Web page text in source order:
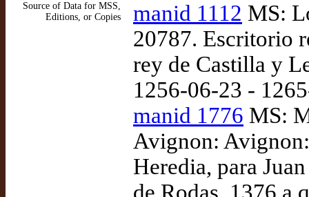
Source of Data for MSS,
Editions, or Copies
manid 1112 MS:
20787. Escritorio
rey de Castilla y
1256-06-23 -
manid 1776 MS:
Avignon:
Heredia, para